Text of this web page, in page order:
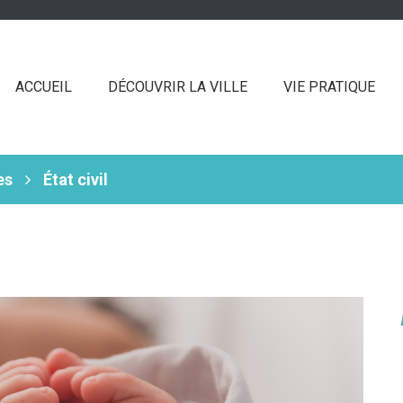
ACCUEIL DÉCOUVRIR LA VILLE VIE PRATIQUE
État civil